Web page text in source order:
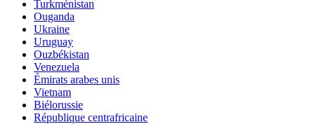
Turkménistan
Ouganda
Ukraine
Uruguay
Ouzbékistan
Venezuela
Émirats arabes unis
Vietnam
Biélorussie
République centrafricaine